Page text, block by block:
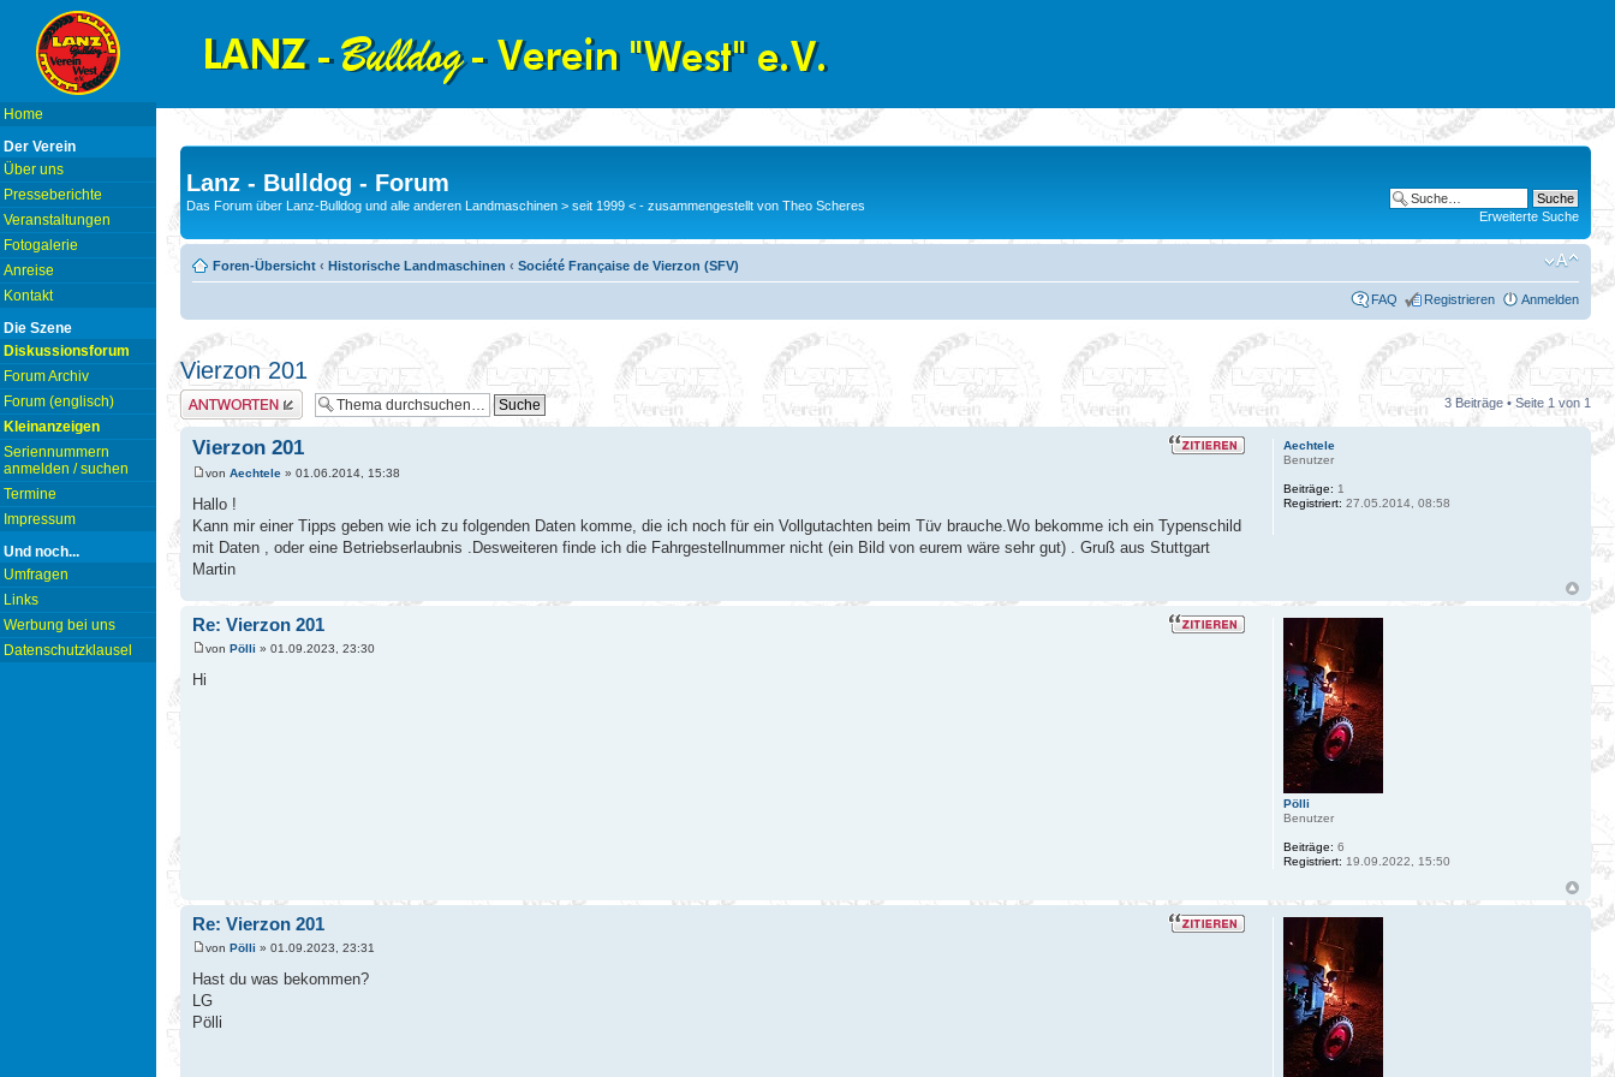
Home
Der Verein
Über uns
Presseberichte
Veranstaltungen
Fotogalerie
Anreise
Kontakt
Die Szene
Diskussionsforum
Forum Archiv
Forum (englisch)
Kleinanzeigen
Seriennummern
anmelden / suchen
Termine
Impressum
Und noch...
Umfragen
Links
Werbung bei uns
Datenschutzklausel
Lanz - Bulldog - Forum
Das Forum über Lanz-Bulldog und alle anderen Landmaschinen > seit 1999 < - zusammengestellt von Theo Scheres
Erweiterte Suche
Foren-Übersicht ‹ Historische Landmaschinen ‹ Société Française de Vierzon (SFV)
FAQ Registrieren Anmelden
Vierzon 201
Antwort erstellen 3 Beiträge • Seite 1 von 1
Vierzon 201
von Aechtele » 01.06.2014, 15:38
Hallo !
Kann mir einer Tipps geben wie ich zu folgenden Daten komme, die ich noch für ein Vollgutachten beim Tüv brauche.Wo bekomme ich ein Typenschild
mit Daten , oder eine Betriebserlaubnis .Desweiteren finde ich die Fahrgestellnummer nicht (ein Bild von eurem wäre sehr gut) . Gruß aus Stuttgart
Martin
Aechtele
Benutzer
Beiträge: 1
Registriert: 27.05.2014, 08:58
Re: Vierzon 201
von Pölli » 01.09.2023, 23:30
Hi
Pölli
Benutzer
Beiträge: 6
Registriert: 19.09.2022, 15:50
Re: Vierzon 201
von Pölli » 01.09.2023, 23:31
Hast du was bekommen?
LG
Pölli